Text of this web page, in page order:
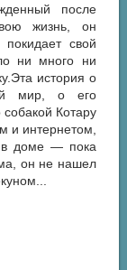
после
жизнь, он
свой
ни много ни
история о
мир, о его
Котару
и интернетом,
в доме — пока
он не нашел